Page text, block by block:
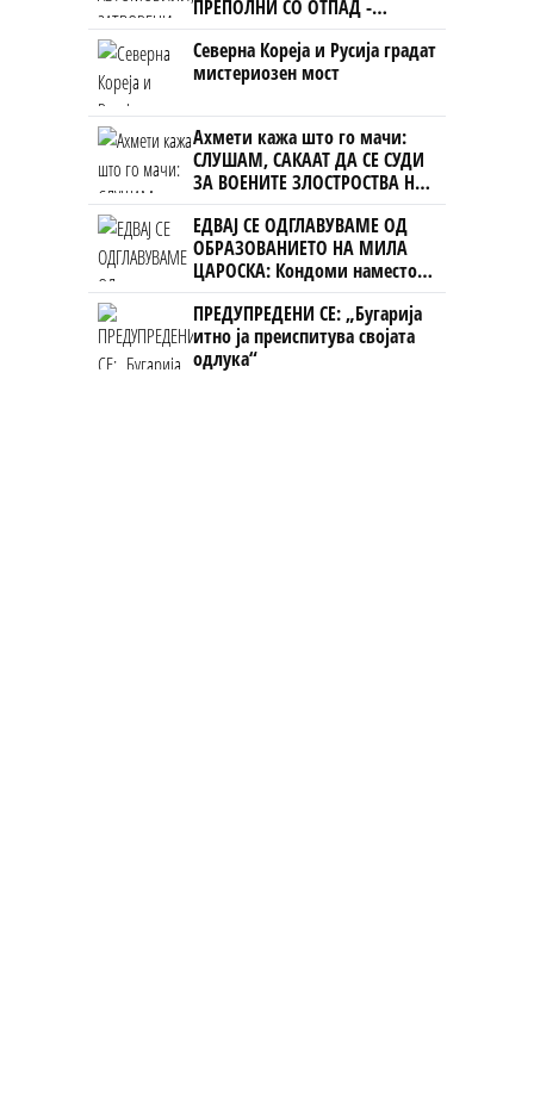
ПРЕПОЛНИ СО ОТПАД -
Фнидек во хаос по
мигрантскиот бран кон Сеута
Северна Кореја и Русија градат
мистериозен мост
Ахмети кажа што го мачи:
СЛУШАМ, САКААТ ДА СЕ СУДИ
ЗА ВОЕНИТЕ ЗЛОСТРОСТВА НА
УЧК...
ЕДВАЈ СЕ ОДГЛАВУВАМЕ ОД
ОБРАЗОВАНИЕТО НА МИЛА
ЦАРОСКА: Кондоми наместо
книги
ПРЕДУПРЕДЕНИ СЕ: „Бугарија
итно ја преиспитува својата
одлука“